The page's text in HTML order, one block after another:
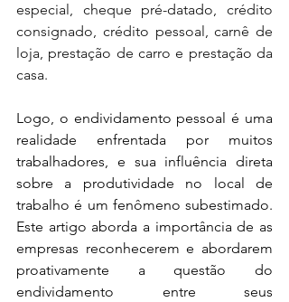
especial, cheque pré-datado, crédito
consignado, crédito pessoal, carnê de
loja, prestação de carro e prestação da
casa.
Logo, o endividamento pessoal é uma
realidade enfrentada por muitos
trabalhadores, e sua influência direta
sobre a produtividade no local de
trabalho é um fenômeno subestimado.
Este artigo aborda a importância de as
empresas reconhecerem e abordarem
proativamente a questão do
endividamento entre seus